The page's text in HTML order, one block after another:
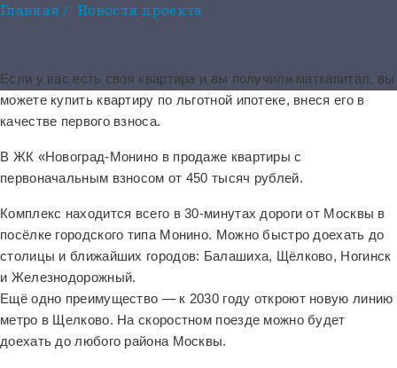
Главная/ Новости проекта
Если у вас есть своя квартира и вы получили маткапитал, вы
можете купить квартиру по льготной ипотеке, внеся его в
качестве первого взноса.
В ЖК «Новоград-Монино в продаже квартиры с
первоначальным взносом от 450 тысяч рублей.
Комплекс находится всего в 30-минутах дороги от Москвы в
посёлке городского типа Монино. Можно быстро доехать до
столицы и ближайших городов: Балашиха, Щёлково, Ногинск
и Железнодорожный.
Ещё одно преимущество — к 2030 году откроют новую линию
метро в Щелково. На скоростном поезде можно будет
доехать до любого района Москвы.